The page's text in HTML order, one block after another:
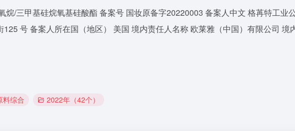
烷/三甲基硅烷氧基硅酸酯 备案号 国妆原备字20220003 备案人中文 格苒特工业
号 备案人所在国（地区） 美国 境内责任人名称 欧莱雅（中国）有限公司 境
料综合 2022年（42个）